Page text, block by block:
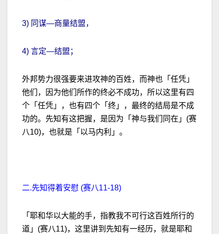
3) 同谋—商量结盟，
4) 言定—结盟；
外邦势力很强要来进攻神的百姓，而神也「任凭」
他们，因为他们所作的终必不成功，所以这里有四
个「任凭」，也有四个「终」，最终的结局是不成
功的。先知有这把握，是因为「神与我们同在」(赛
八10)，也就是「以马内利」。
二.先知得着安慰 (赛八11-18)
「耶和华以大能的手，指教我不可行这百姓所行的
道」(赛八11)，这里讲到先知有一经历，就是耶和